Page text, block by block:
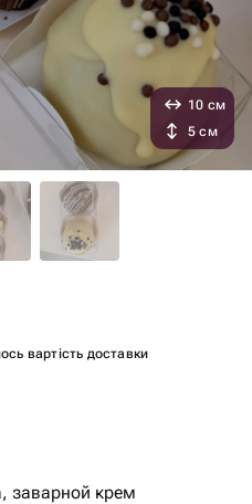
вартість доставки
крем
10 см
5 см